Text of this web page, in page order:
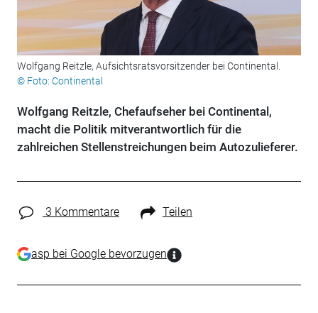
Wolfgang Reitzle, Aufsichtsratsvorsitzender bei Continental.
© Foto: Continental
Wolfgang Reitzle, Chefaufseher bei Continental,
macht die Politik mitverantwortlich für die
zahlreichen Stellenstreichungen beim Autozulieferer.
3 Kommentare Teilen
asp bei Google bevorzugen